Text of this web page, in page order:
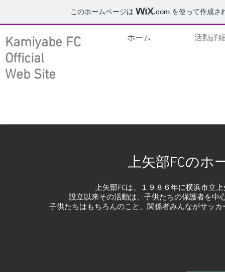
このホームページは .com を使って作成さ
Kamiyabe FC
Official
Web Site
ホーム 活動詳
上矢部FCのホ
上矢部FCは、１９８６年に横浜市立
設立以来その活動は、子供たちの保護者を中
子供たちはもちろんのこと、関係者みんながサッ